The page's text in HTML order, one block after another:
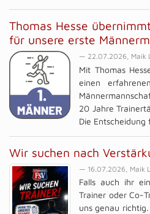
Thomas Hesse
für unsere erste
— 22.07.2026, Maik
Mit Thomas
einen
20 Jahre
Die
Wir suchen nach
— 16.07.2026, Maik
Falls auch ihr
Trainer oder Co-
uns genau